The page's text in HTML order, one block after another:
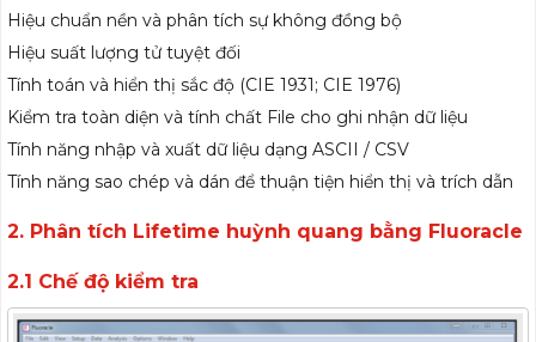
Hiệu chuẩn nền và phân tích sự không đồng bộ
Hiệu suất lượng tử tuyệt đối
Tính toán và hiển thị sắc độ (CIE 1931; CIE 1976)
Kiểm tra toàn diện và tính chất File cho ghi nhận dữ liệu
Tính năng nhập và xuất dữ liệu dạng ASCII / CSV
Tính năng sao chép và dán để thuận tiện hiển thị và trích dẫn
2. Phân tích Lifetime huỳnh quang bằng Fluoracle
2.1 Chế độ kiểm tra